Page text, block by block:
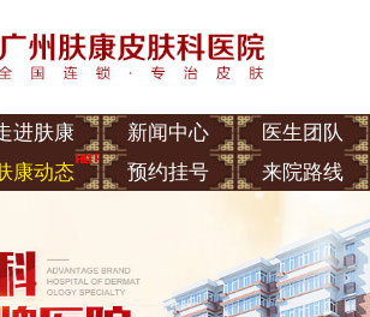
进肤康 新闻中心
医生团队
康动态 预约挂号 来院路线